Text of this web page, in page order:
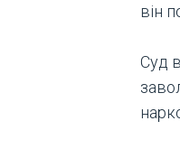
він
Суд